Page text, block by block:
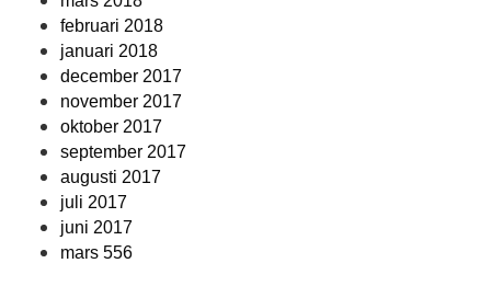
februari 2018
januari 2018
december 2017
november 2017
oktober 2017
september 2017
augusti 2017
juli 2017
juni 2017
mars 556